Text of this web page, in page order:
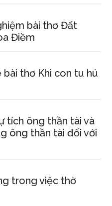
bài thơ Đất
Điềm
bài thơ Khi con tu hú
tích ông thần tài và
ông thần tài đối với
trong việc thờ